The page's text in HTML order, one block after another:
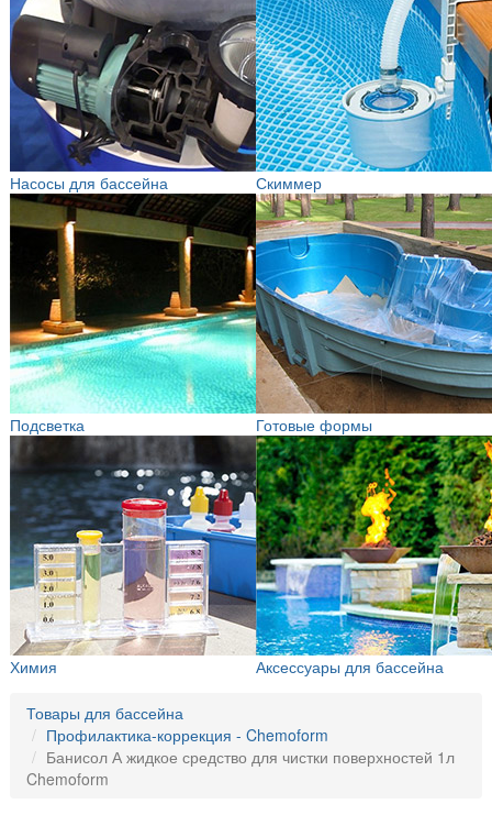
Насосы для бассейна Скиммер
Подсветка Готовые формы
Химия Аксессуары для бассейна
Товары для бассейна
Профилактика-коррекция - Chemoform
Банисол А жидкое средство для чистки поверхностей 1л
Chemoform